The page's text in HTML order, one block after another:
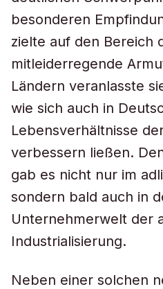
besonderen
zielte auf den Bereich
mitleiderregende
Ländern veranlasste
wie sich auch in
Lebensverhältnisse
verbessern ließen.
gab es nicht nur im
sondern bald auch in
Unternehmerwelt der
Industrialisierung.
Neben einer solchen